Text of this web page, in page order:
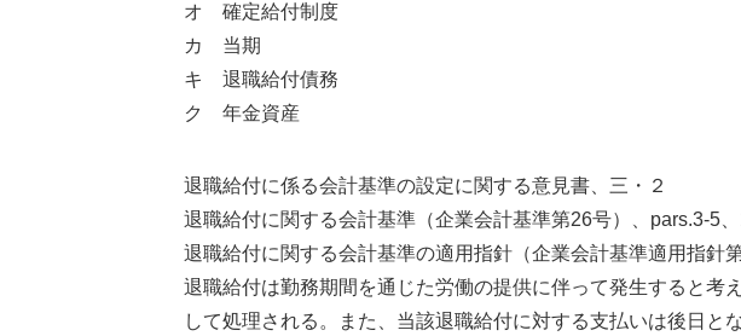
オ 確定給付制度
カ 当期
キ 退職給付債務
ク 年金資産
退職給付に係る会計基準の設定に関する意見書、三・２
退職給付に関する会計基準（企業会計基準第26号）、pars.3-5
退職給付に関する会計基準の適用指針（企業会計基準適用指針
退職給付は勤務期間を通じた労働の提供に伴って発生すると考
して処理される。また、当該退職給付に対する支払いは後日と